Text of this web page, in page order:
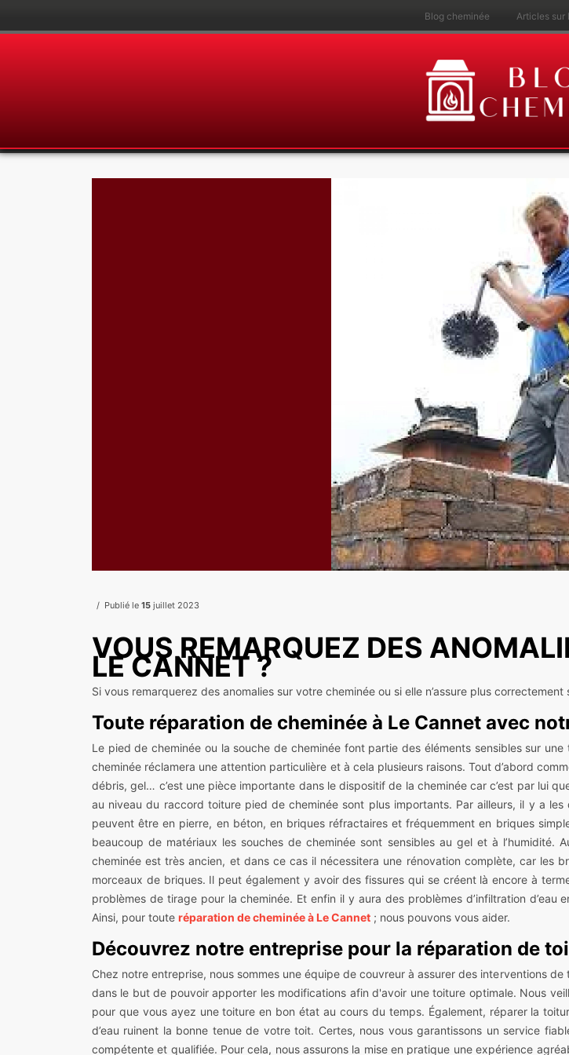
Blog cheminée Articles sur
Publié le 15 juillet 2023
VOUS REMARQUEZ DES
LE CANNET ?
Si vous remarquerez des anomalies sur votre cheminée ou si elle n’assure plus
Toute réparation de cheminée à Le Cannet avec
Le pied de cheminée ou la souche de cheminée font partie des éléments sensibles sur
cheminée réclamera une attention particulière et à cela plusieurs raisons. Tout d’abord
débris, gel… c’est une pièce importante dans le dispositif de la cheminée car c’est par lui
au niveau du raccord toiture pied de cheminée sont plus importants. Par ailleurs, il y a
peuvent être en pierre, en béton, en briques réfractaires et fréquemment en briques
beaucoup de matériaux les souches de cheminée sont sensibles au gel et à
cheminée est très ancien, et dans ce cas il nécessitera une rénovation complète, car les
morceaux de briques. Il peut également y avoir des fissures qui se créent là encore à
problèmes de tirage pour la cheminée. Et enfin il y aura des problèmes d’infiltration
Ainsi, pour toute réparation de cheminée à Le Cannet ; nous pouvons vous aider.
Découvrez notre entreprise pour la réparation de
Chez notre entreprise, nous sommes une équipe de couvreur à assurer des interventions
dans le but de pouvoir apporter les modifications afin d'avoir une toiture optimale. Nous
pour que vous ayez une toiture en bon état au cours du temps. Également, réparer la
d’eau ruinent la bonne tenue de votre toit. Certes, nous vous garantissons un service
compétente et qualifiée. Pour cela, nous assurons la mise en pratique une expérience